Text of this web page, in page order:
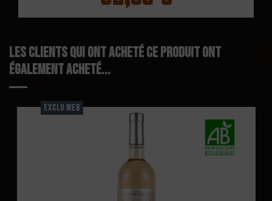
Les clients qui ont acheté ce produit ont
également acheté...
EXCLU WEB